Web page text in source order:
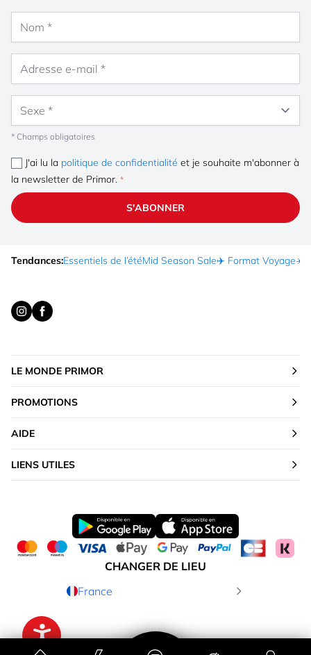
* Champs obligatoires
J'ai lu la politique de confidentialité et je souhaite m'abonner à
la newsletter de Primor.
S'ABONNER
Tendances:Essentiels de l’étéMid Season Sale✈️ Format Voyage☀️
LE MONDE PRIMOR
PROMOTIONS
AIDE
LIENS UTILES
CHANGER DE LIEU
France